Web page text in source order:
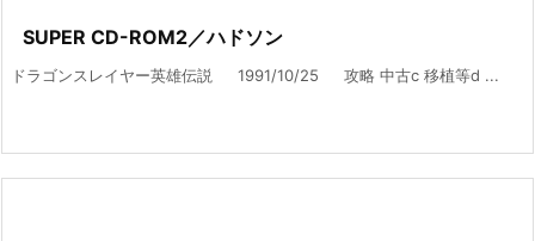
SUPER CD-ROM2／ハドソン
ドラゴンスレイヤー英雄伝説 1991/10/25 攻略 中古c 移植等d ...